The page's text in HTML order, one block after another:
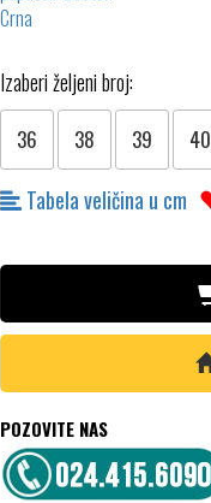
Izaberi željeni broj:
36 38 39 40
Tabela veličina u cm
POZOVITE NAS